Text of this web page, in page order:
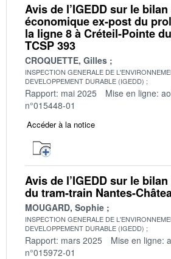
Avis de l’IGEDD sur le
économique ex-post du
la ligne 8 à Créteil-Pointe
TCSP 393
CROQUETTE, Gilles
INSPECTION GENERALE DE
DEVELOPPEMENT DURABLE (IGEDD)
Rapport: mai 2025 Mise en ligne:
n°015448-01
Accéder à la notice
Avis de l’IGEDD sur le
du tram-train Nantes-
MOUGARD, Sophie
INSPECTION GENERALE DE
DEVELOPPEMENT DURABLE (IGEDD)
Rapport: mars 2025 Mise en ligne:
n°015972-01